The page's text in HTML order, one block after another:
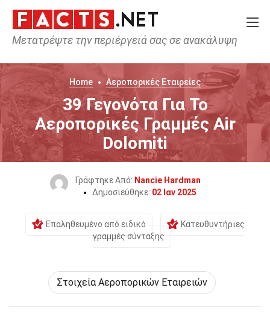
Μετατρέψτε την περιέργειά σας σε ανακάλυψη
Home Αεροπορικές Εταιρείες
39 Γεγονότα Για Το
Αεροπορικές Γραμμές Air
Dolomiti
Γράφτηκε Από: Nancie Hardman
Δημοσιεύθηκε: 02 Ιαν 2025
Επαληθευμένο από ειδικό
Κατευθυντήριες
γραμμές σύνταξης
Στοιχεία Αεροπορικών Εταιρειών